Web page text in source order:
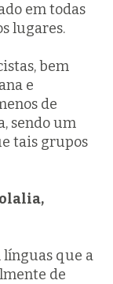
em todas
lugares.
bem
e
de
, sendo um
tais grupos
,
línguas que a
de